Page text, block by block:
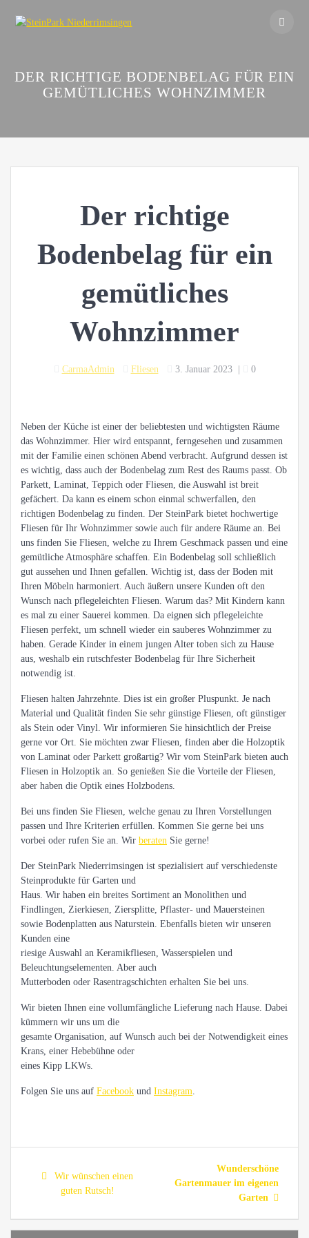
DER RICHTIGE BODENBELAG FÜR EIN
GEMÜTLICHES WOHNZIMMER
Der richtige
Bodenbelag für ein
gemütliches
Wohnzimmer
CarmaAdmin Fliesen 3. Januar 2023| 0
Neben der Küche ist einer der beliebtesten und wichtigsten Räume
das Wohnzimmer. Hier wird entspannt, ferngesehen und zusammen
mit der Familie einen schönen Abend verbracht. Aufgrund dessen ist
es wichtig, dass auch der Bodenbelag zum Rest des Raums passt. Ob
Parkett, Laminat, Teppich oder Fliesen, die Auswahl ist breit
gefächert. Da kann es einem schon einmal schwerfallen, den
richtigen Bodenbelag zu finden. Der SteinPark bietet hochwertige
Fliesen für Ihr Wohnzimmer sowie auch für andere Räume an. Bei
uns finden Sie Fliesen, welche zu Ihrem Geschmack passen und eine
gemütliche Atmosphäre schaffen. Ein Bodenbelag soll schließlich
gut aussehen und Ihnen gefallen. Wichtig ist, dass der Boden mit
Ihren Möbeln harmoniert. Auch äußern unsere Kunden oft den
Wunsch nach pflegeleichten Fliesen. Warum das? Mit Kindern kann
es mal zu einer Sauerei kommen. Da eignen sich pflegeleichte
Fliesen perfekt, um schnell wieder ein sauberes Wohnzimmer zu
haben. Gerade Kinder in einem jungen Alter toben sich zu Hause
aus, weshalb ein rutschfester Bodenbelag für Ihre Sicherheit
notwendig ist.
Fliesen halten Jahrzehnte. Dies ist ein großer Pluspunkt. Je nach
Material und Qualität finden Sie sehr günstige Fliesen, oft günstiger
als Stein oder Vinyl. Wir informieren Sie hinsichtlich der Preise
gerne vor Ort. Sie möchten zwar Fliesen, finden aber die Holzoptik
von Laminat oder Parkett großartig? Wir vom SteinPark bieten auch
Fliesen in Holzoptik an. So genießen Sie die Vorteile der Fliesen,
aber haben die Optik eines Holzbodens.
Bei uns finden Sie Fliesen, welche genau zu Ihren Vorstellungen
passen und Ihre Kriterien erfüllen. Kommen Sie gerne bei uns
vorbei oder rufen Sie an. Wir beraten Sie gerne!
Der SteinPark Niederrimsingen ist spezialisiert auf verschiedenste
Steinprodukte für Garten und
Haus. Wir haben ein breites Sortiment an Monolithen und
Findlingen, Zierkiesen, Ziersplitte, Pflaster- und Mauersteinen
sowie Bodenplatten aus Naturstein. Ebenfalls bieten wir unseren
Kunden eine
riesige Auswahl an Keramikfliesen, Wasserspielen und
Beleuchtungselementen. Aber auch
Mutterboden oder Rasentragschichten erhalten Sie bei uns.
Wir bieten Ihnen eine vollumfängliche Lieferung nach Hause. Dabei
kümmern wir uns um die
gesamte Organisation, auf Wunsch auch bei der Notwendigkeit eines
Krans, einer Hebebühne oder
eines Kipp LKWs.
Folgen Sie uns auf Facebook und Instagram.
Previous
post:
Wir wünschen einen
guten Rutsch!
Next
post:
Wunderschöne
Gartenmauer im eigenen
Garten